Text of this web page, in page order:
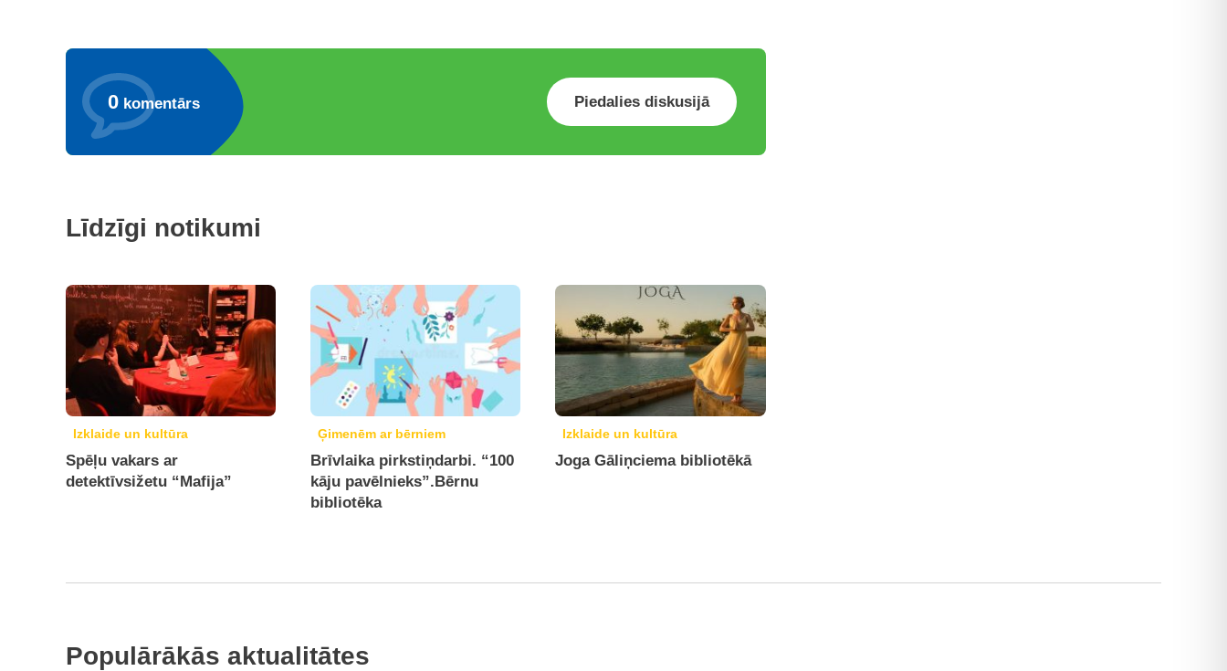
0 komentārs Piedalies diskusijā
Līdzīgi notikumi
Izklaide un kultūra
Spēļu vakars ar
detektīvsižetu “Mafija”
Ģimenēm ar bērniem
Brīvlaika pirkstiņdarbi. “100
kāju pavēlnieks”.Bērnu
bibliotēka
Izklaide un kultūra
Joga Gāliņciema bibliotēkā
Populārākās aktualitātes